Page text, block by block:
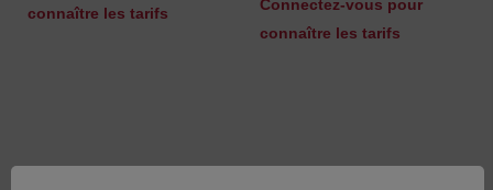
connaître les tarifs
Connectez-vous pour
connaître les tarifs